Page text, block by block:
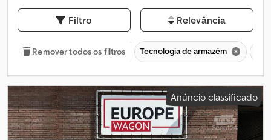
Filtro Relevância
Remover todos os filtros Tecnologia de armazém
Anúncio classificado